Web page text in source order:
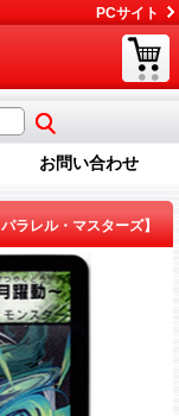
PCサイト
お問い合わせ
ラレル・マスターズ】